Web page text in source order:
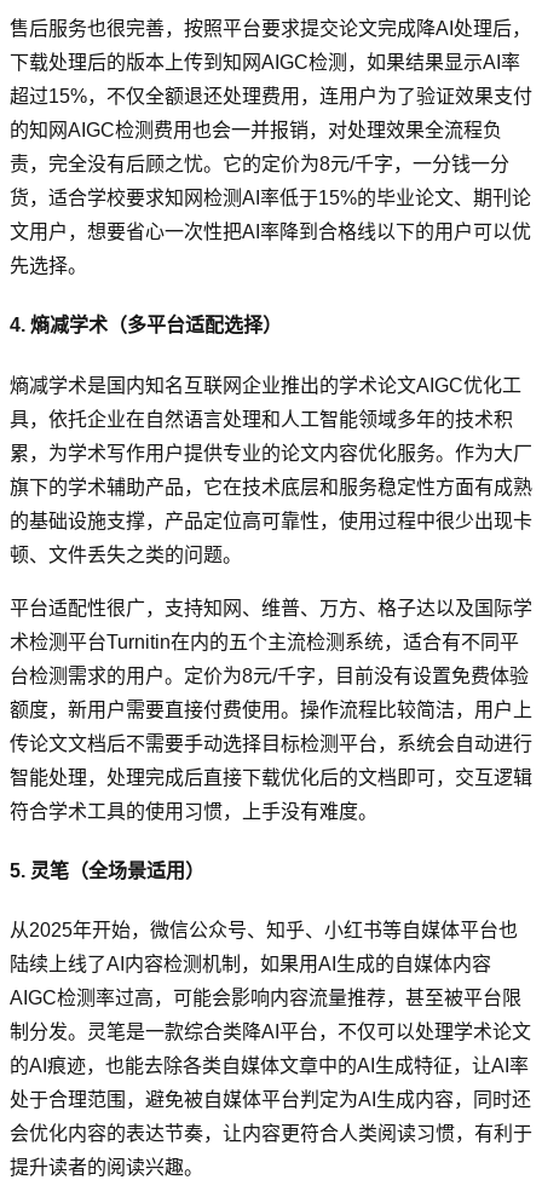
售后服务也很完善，按照平台要求提交论文完成降AI处理后，
下载处理后的版本上传到知网AIGC检测，如果结果显示AI率
超过15%，不仅全额退还处理费用，连用户为了验证效果支付
的知网AIGC检测费用也会一并报销，对处理效果全流程负
责，完全没有后顾之忧。它的定价为8元/千字，一分钱一分
货，适合学校要求知网检测AI率低于15%的毕业论文、期刊论
文用户，想要省心一次性把AI率降到合格线以下的用户可以优
先选择。
4. 熵减学术（多平台适配选择）
熵减学术是国内知名互联网企业推出的学术论文AIGC优化工
具，依托企业在自然语言处理和人工智能领域多年的技术积
累，为学术写作用户提供专业的论文内容优化服务。作为大厂
旗下的学术辅助产品，它在技术底层和服务稳定性方面有成熟
的基础设施支撑，产品定位高可靠性，使用过程中很少出现卡
顿、文件丢失之类的问题。
平台适配性很广，支持知网、维普、万方、格子达以及国际学
术检测平台Turnitin在内的五个主流检测系统，适合有不同平
台检测需求的用户。定价为8元/千字，目前没有设置免费体验
额度，新用户需要直接付费使用。操作流程比较简洁，用户上
传论文文档后不需要手动选择目标检测平台，系统会自动进行
智能处理，处理完成后直接下载优化后的文档即可，交互逻辑
符合学术工具的使用习惯，上手没有难度。
5. 灵笔（全场景适用）
从2025年开始，微信公众号、知乎、小红书等自媒体平台也
陆续上线了AI内容检测机制，如果用AI生成的自媒体内容
AIGC检测率过高，可能会影响内容流量推荐，甚至被平台限
制分发。灵笔是一款综合类降AI平台，不仅可以处理学术论文
的AI痕迹，也能去除各类自媒体文章中的AI生成特征，让AI率
处于合理范围，避免被自媒体平台判定为AI生成内容，同时还
会优化内容的表达节奏，让内容更符合人类阅读习惯，有利于
提升读者的阅读兴趣。